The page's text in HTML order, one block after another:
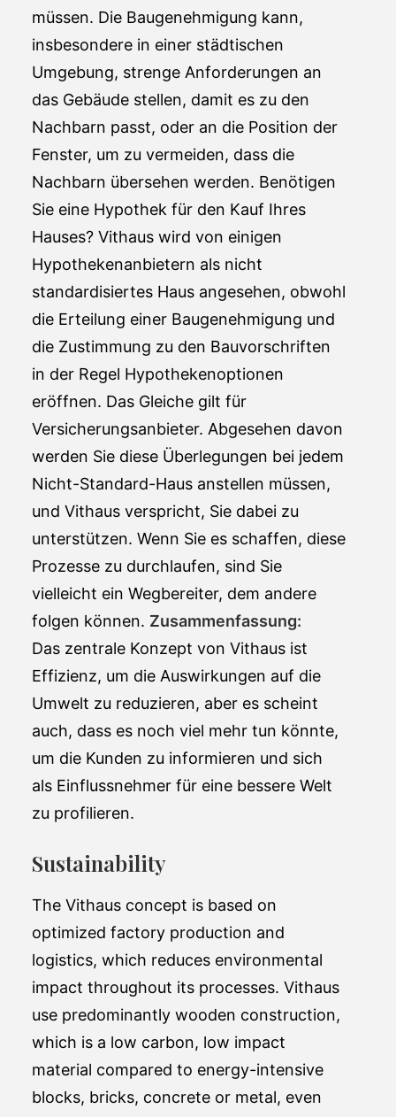
müssen. Die Baugenehmigung kann,
insbesondere in einer städtischen
Umgebung, strenge Anforderungen an
das Gebäude stellen, damit es zu den
Nachbarn passt, oder an die Position der
Fenster, um zu vermeiden, dass die
Nachbarn übersehen werden. Benötigen
Sie eine Hypothek für den Kauf Ihres
Hauses? Vithaus wird von einigen
Hypothekenanbietern als nicht
standardisiertes Haus angesehen, obwohl
die Erteilung einer Baugenehmigung und
die Zustimmung zu den Bauvorschriften
in der Regel Hypothekenoptionen
eröffnen. Das Gleiche gilt für
Versicherungsanbieter. Abgesehen davon
werden Sie diese Überlegungen bei jedem
Nicht-Standard-Haus anstellen müssen,
und Vithaus verspricht, Sie dabei zu
unterstützen. Wenn Sie es schaffen, diese
Prozesse zu durchlaufen, sind Sie
vielleicht ein Wegbereiter, dem andere
folgen können. Zusammenfassung:
Das zentrale Konzept von Vithaus ist
Effizienz, um die Auswirkungen auf die
Umwelt zu reduzieren, aber es scheint
auch, dass es noch viel mehr tun könnte,
um die Kunden zu informieren und sich
als Einflussnehmer für eine bessere Welt
zu profilieren.
Sustainability
The Vithaus concept is based on
optimized factory production and
logistics, which reduces environmental
impact throughout its processes. Vithaus
use predominantly wooden construction,
which is a low carbon, low impact
material compared to energy-intensive
blocks, bricks, concrete or metal, even